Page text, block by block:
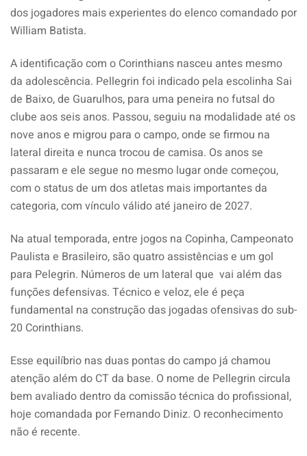
dos jogadores mais experientes do elenco comandado por
William Batista.
A identificação com o Corinthians nasceu antes mesmo
da adolescência. Pellegrin foi indicado pela escolinha Sai
de Baixo, de Guarulhos, para uma peneira no futsal do
clube aos seis anos. Passou, seguiu na modalidade até os
nove anos e migrou para o campo, onde se firmou na
lateral direita e nunca trocou de camisa. Os anos se
passaram e ele segue no mesmo lugar onde começou,
com o status de um dos atletas mais importantes da
categoria, com vínculo válido até janeiro de 2027.
Na atual temporada, entre jogos na Copinha, Campeonato
Paulista e Brasileiro, são quatro assistências e um gol
para Pelegrin. Números de um lateral que vai além das
funções defensivas. Técnico e veloz, ele é peça
fundamental na construção das jogadas ofensivas do sub-
20 Corinthians.
Esse equilíbrio nas duas pontas do campo já chamou
atenção além do CT da base. O nome de Pellegrin circula
bem avaliado dentro da comissão técnica do profissional,
hoje comandada por Fernando Diniz. O reconhecimento
não é recente.